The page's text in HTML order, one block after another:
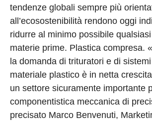
tendenze globali sempre più
all’ecosostenibilità rendono oggi
ridurre al minimo possibile
materie prime. Plastica compresa.
la domanda di trituratori e di
materiale plastico è in netta
un settore sicuramente importante
componentistica meccanica di
precisato Marco Benvenuti,